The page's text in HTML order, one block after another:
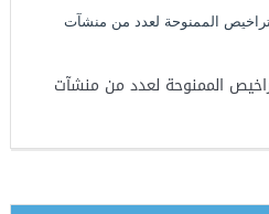
الممنوحة لعدد من منشآت